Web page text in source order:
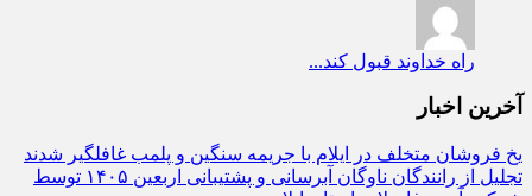
راه خداوند قبول کند...
آخرین اخبار
یخ‌ فروشان متخلف در ایلام با جریمه سنگین و پلمب غافلگیر شدند
تجلیل از رانندگان ناوگان آبرسانی و پشتیبانی اربعین ۱۴۰۵ توسط